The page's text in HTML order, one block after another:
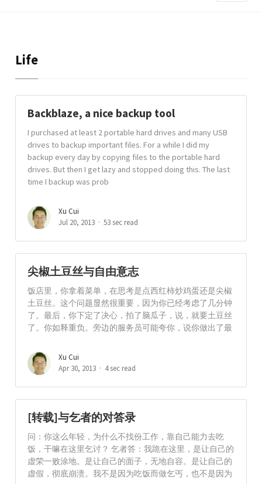
Life
Backblaze, a nice backup tool
I purchased at least 2 portable hard drives and many USB
drives to backup important files. For a while I did my
backup every day by copying files to the portable hard
drives. But then I get lazy and stopped doing this. The last
time I backup was prob
Xu Cui
Jul 20, 2013
53 sec read
尖椒土豆丝与自由意志
饭店里，你拿着菜单，在思考是点西红柿炒鸡蛋还是尖椒
土豆丝。这个问题显然很重要，因为你已经考虑了几分钟
了。最后，你下定了决心，拍了脑瓜子，说，就要土豆丝
了。你如释重负。旁边的服务员可能夸你，说你做出了最
Xu Cui
Apr 30, 2013
4 sec read
[转载]与乞者的对答录
问：你这么年轻，为什么不找份工作，靠自己能力去吃
饭，干嘛在这里乞讨？ 乞者答：我跪在这里，是让自己的
虚荣一败涂地。是让自己的面子，无地自容。是让自己的
虚假，彻底崩溃。我不是因为吃饭而做乞丐，也不是因为